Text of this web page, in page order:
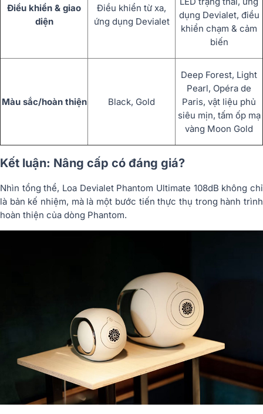
Điều khiển & giao
diện
Điều khiển từ xa,
ứng dụng Devialet
dụng Devialet, điều
khiển chạm & cảm
biến
Màu sắc/hoàn thiện Black, Gold
Deep Forest, Light
Pearl, Opéra de
Paris, vật liệu phủ
siêu mịn, tấm ốp mạ
vàng Moon Gold
Kết luận: Nâng cấp có đáng giá?
Nhìn tổng thể, Loa Devialet Phantom Ultimate 108dB không chỉ
là bản kế nhiệm, mà là một bước tiến thực thụ trong hành trình
hoàn thiện của dòng Phantom.